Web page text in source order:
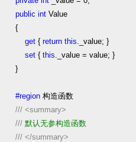
public int Value
{
get { return this ._value; }
set { this ._value = value; }
}
#region 构造函数
/// <summary>
/// 默认无参构造函数
/// </summary>